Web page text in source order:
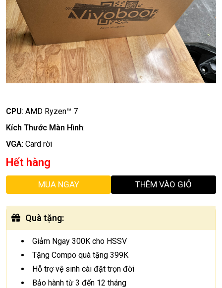
CPU: AMD Ryzen™ 7
Kích Thước Màn Hình:
VGA: Card rời
Hết hàng
MUA NGAY THÊM VÀO GIỎ
Quà tặng:
Giảm Ngay 300K cho HSSV
Tặng Compo quà tặng 399K
Hỗ trợ vệ sinh cài đặt trọn đời
Bảo hành từ 3 đến 12 tháng